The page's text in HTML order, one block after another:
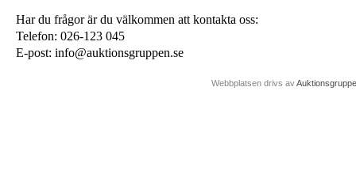
Har du frågor är du välkommen att kontakta oss:
Telefon: 026-123 045
E-post: info@auktionsgruppen.se
Webbplatsen drivs av